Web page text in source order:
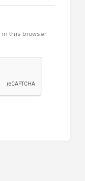
in this browser